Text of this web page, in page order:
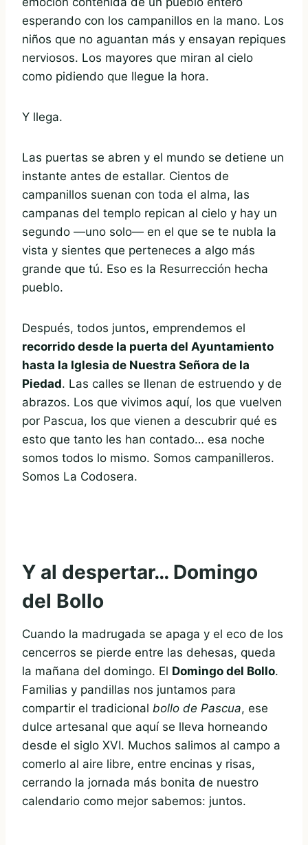
esperando con los campanillos en la mano. Los
niños que no aguantan más y ensayan repiques
nerviosos. Los mayores que miran al cielo
como pidiendo que llegue la hora.
Y llega.
Las puertas se abren y el mundo se detiene un
instante antes de estallar. Cientos de
campanillos suenan con toda el alma, las
campanas del templo repican al cielo y hay un
segundo —uno solo— en el que se te nubla la
vista y sientes que perteneces a algo más
grande que tú. Eso es la Resurrección hecha
pueblo.
Después, todos juntos, emprendemos el
recorrido desde la puerta del Ayuntamiento
hasta la Iglesia de Nuestra Señora de la
Piedad. Las calles se llenan de estruendo y de
abrazos. Los que vivimos aquí, los que vuelven
por Pascua, los que vienen a descubrir qué es
esto que tanto les han contado… esa noche
somos todos lo mismo. Somos campanilleros.
Somos La Codosera.
Y al despertar… Domingo
del Bollo
Cuando la madrugada se apaga y el eco de los
cencerros se pierde entre las dehesas, queda
la mañana del domingo. El Domingo del Bollo.
Familias y pandillas nos juntamos para
compartir el tradicional bollo de Pascua, ese
dulce artesanal que aquí se lleva horneando
desde el siglo XVI. Muchos salimos al campo a
comerlo al aire libre, entre encinas y risas,
cerrando la jornada más bonita de nuestro
calendario como mejor sabemos: juntos.